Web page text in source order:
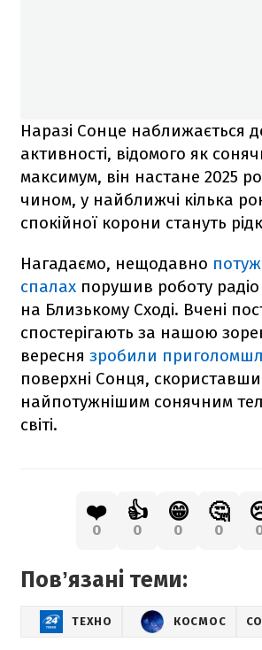
Наразі Сонце наближається
активності, відомого як
максимум, він настане 2025
чином, у найближчі кілька
спокійної корони стануть
Нагадаємо, нещодавно
спалах порушив роботу
на Близькому Сході. Вчені
спостерігають за нашою
вересня зробили
поверхні Сонця,
найпотужнішим сонячним
світі.
❤️
0
👍
0
😁
0
🤔
0
Повʼязані теми:
ТЕХНО КОСМОС